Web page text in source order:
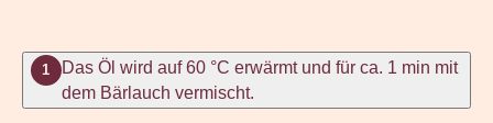
1
Das Öl wird auf 60 °C erwärmt und für ca. 1 min mit
dem Bärlauch vermischt.